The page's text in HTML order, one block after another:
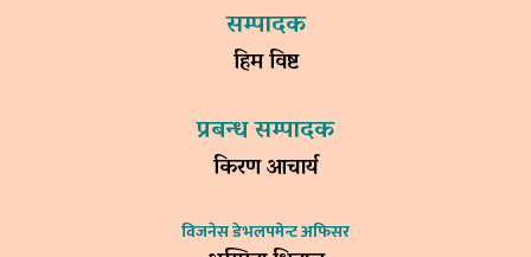
सम्पादक
हिम विष्ट
प्रबन्ध सम्पादक
किरण आचार्य
विजनेस डेभलपमेन्ट अफिसर